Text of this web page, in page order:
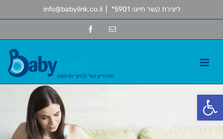
to
ליצירת קשר חייגו: 5901* info@babylink.co.il
Email
פתח סרגל נגישות